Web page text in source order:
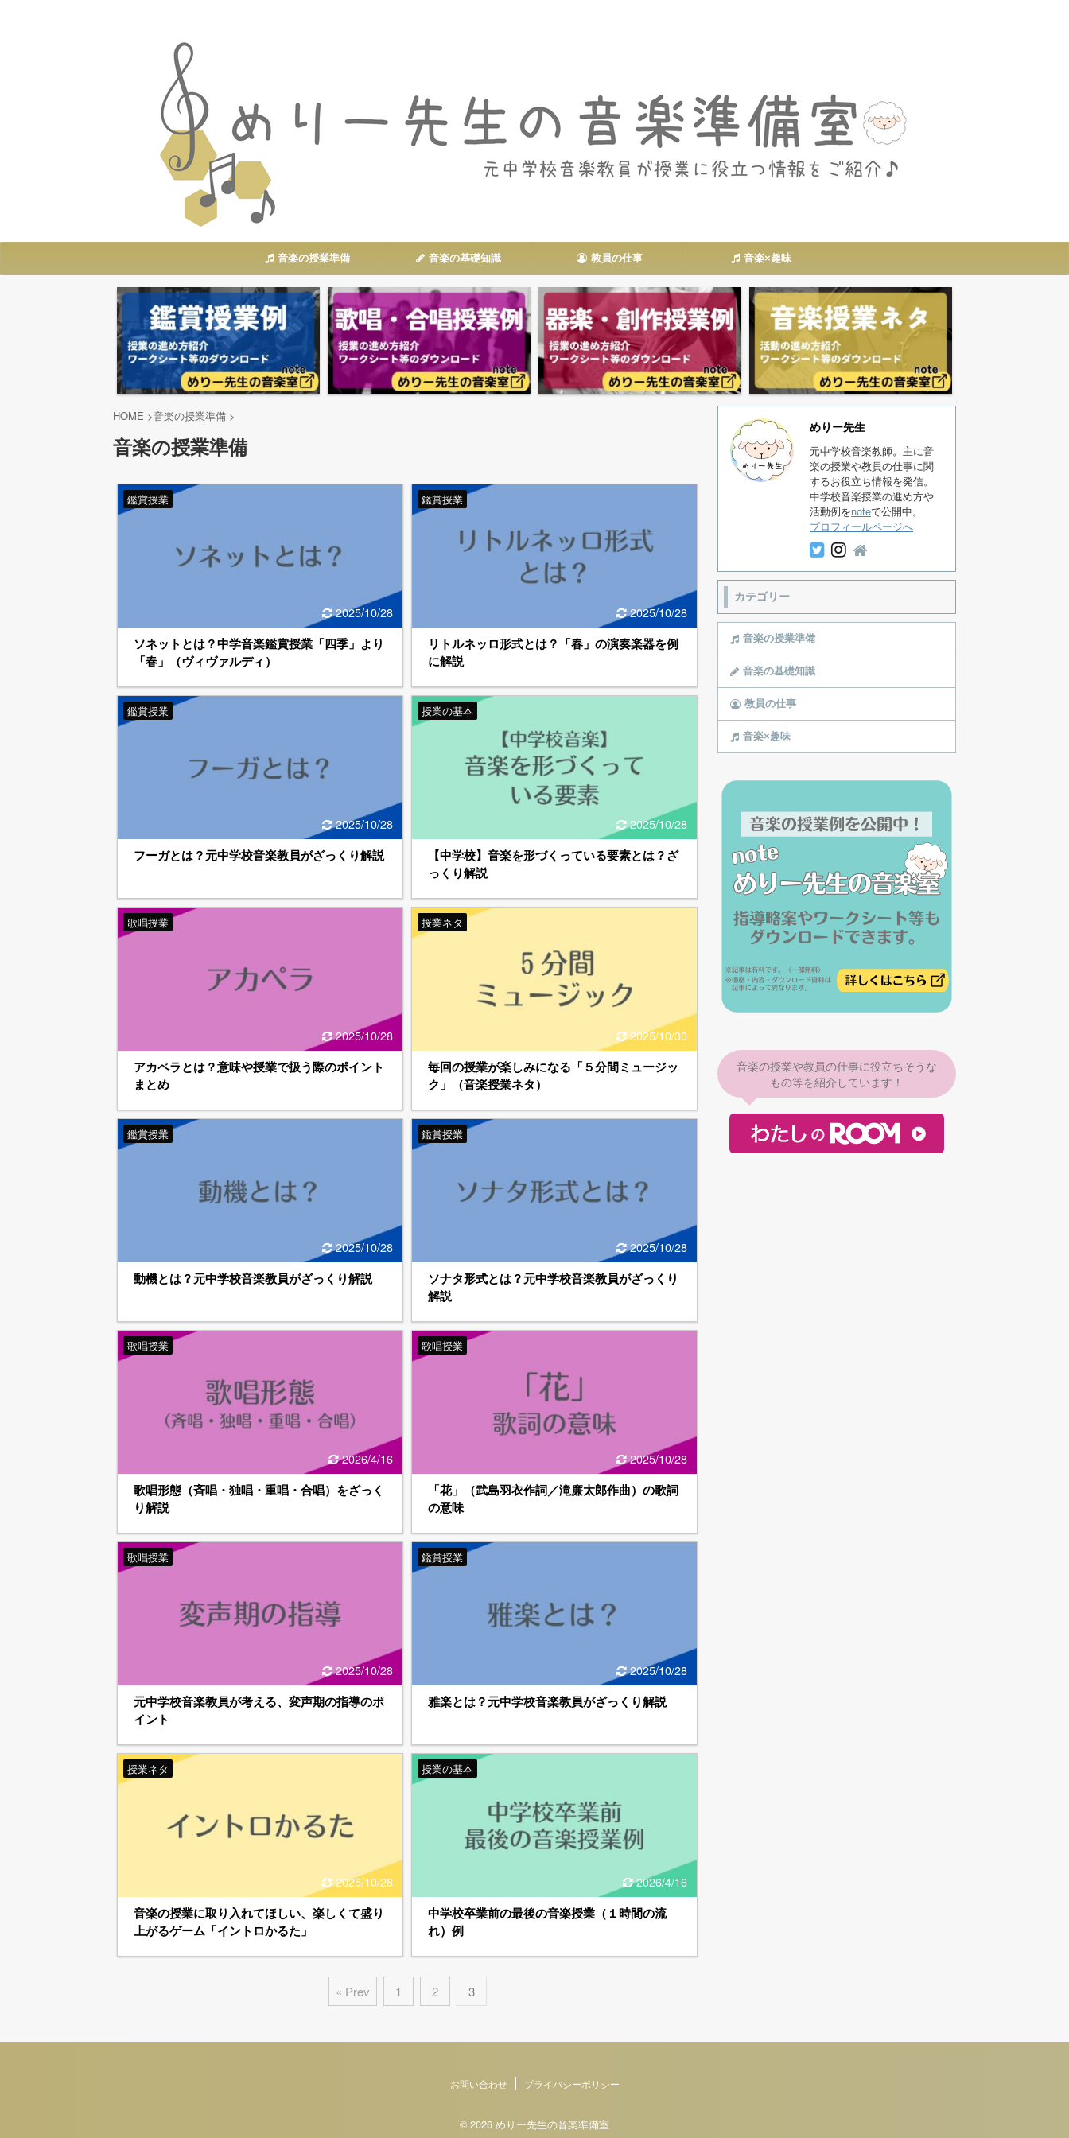
音楽の授業準備 音楽の基礎知識 教員の仕事 音楽×趣味
HOME >音楽の授業準備 >
音楽の授業準備
2025/10/28
鑑賞授業
ソネットとは？中学音楽鑑賞授業「四季」より
「春」（ヴィヴァルディ）
2025/10/28
鑑賞授業
リトルネッロ形式とは？「春」の演奏楽器を例
に解説
2025/10/28
鑑賞授業
フーガとは？元中学校音楽教員がざっくり解説
2025/10/28
授業の基本
【中学校】音楽を形づくっている要素とは？ざ
っくり解説
2025/10/28
歌唱授業
アカペラとは？意味や授業で扱う際のポイント
まとめ
2025/10/30
授業ネタ
毎回の授業が楽しみになる「５分間ミュージッ
ク」（音楽授業ネタ）
2025/10/28
鑑賞授業
動機とは？元中学校音楽教員がざっくり解説
2025/10/28
鑑賞授業
ソナタ形式とは？元中学校音楽教員がざっくり
解説
2026/4/16
歌唱授業
歌唱形態（斉唱・独唱・重唱・合唱）をざっく
り解説
2025/10/28
歌唱授業
「花」（武島羽衣作詞／滝廉太郎作曲）の歌詞
の意味
2025/10/28
歌唱授業
元中学校音楽教員が考える、変声期の指導のポ
イント
2025/10/28
鑑賞授業
雅楽とは？元中学校音楽教員がざっくり解説
2025/10/28
授業ネタ
音楽の授業に取り入れてほしい、楽しくて盛り
上がるゲーム「イントロかるた」
2026/4/16
授業の基本
中学校卒業前の最後の音楽授業（１時間の流
れ）例
« Prev 1 2 3
めりー先生
元中学校音楽教師。主に音
楽の授業や教員の仕事に関
するお役立ち情報を発信。
中学校音楽授業の進め方や
活動例をnoteで公開中。
プロフィールページへ
カテゴリー
音楽の授業準備
音楽の基礎知識
教員の仕事
音楽×趣味
音楽の授業や教員の仕事に役立ちそうな
もの等を紹介しています！
お問い合わせ プライバシーポリシー
© 2026 めりー先生の音楽準備室